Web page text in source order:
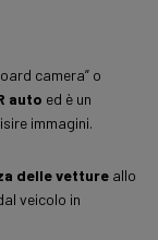
camera” o
auto ed è un
immagini.
delle vetture allo
veicolo in